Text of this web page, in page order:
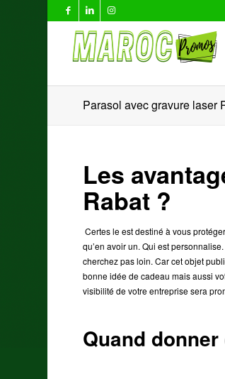
Parasol avec gravure laser
Les
Rabat ?
Certes le est destiné à vous
qu’en avoir un. Qui est
cherchez pas loin. Car cet objet
bonne idée de cadeau mais aussi
visibilité de votre entreprise sera
Quand